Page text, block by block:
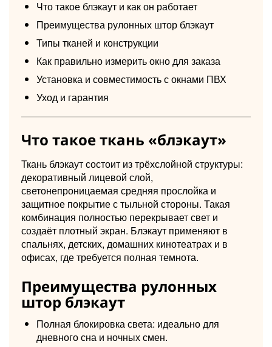
Что такое блэкаут и как он работает
Преимущества рулонных штор блэкаут
Типы тканей и конструкции
Как правильно измерить окно для заказа
Установка и совместимость с окнами ПВХ
Уход и гарантия
Что такое ткань «блэкаут»
Ткань блэкаут состоит из трёхслойной структуры:
декоративный лицевой слой,
светонепроницаемая средняя прослойка и
защитное покрытие с тыльной стороны. Такая
комбинация полностью перекрывает свет и
создаёт плотный экран. Блэкаут применяют в
спальнях, детских, домашних кинотеатрах и в
офисах, где требуется полная темнота.
Преимущества рулонных
штор блэкаут
Полная блокировка света: идеально для
дневного сна и ночных смен.